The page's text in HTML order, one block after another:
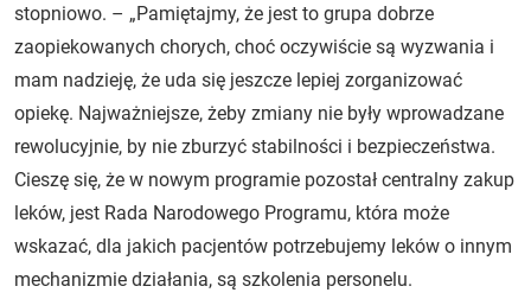
stopniowo. – „Pamiętajmy, że jest to grupa dobrze
zaopiekowanych chorych, choć oczywiście są wyzwania i
mam nadzieję, że uda się jeszcze lepiej zorganizować
opiekę. Najważniejsze, żeby zmiany nie były wprowadzane
rewolucyjnie, by nie zburzyć stabilności i bezpieczeństwa.
Cieszę się, że w nowym programie pozostał centralny zakup
leków, jest Rada Narodowego Programu, która może
wskazać, dla jakich pacjentów potrzebujemy leków o innym
mechanizmie działania, są szkolenia personelu.